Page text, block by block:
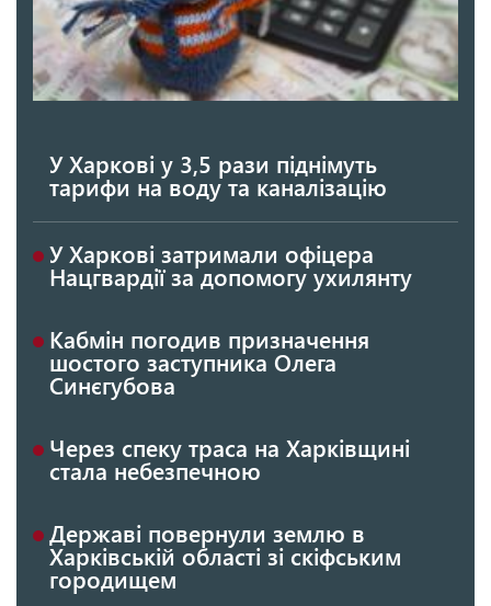
У Харкові у 3,5 рази піднімуть
тарифи на воду та каналізацію
У Харкові затримали офіцера
Нацгвардії за допомогу ухилянту
Кабмін погодив призначення
шостого заступника Олега
Синєгубова
Через спеку траса на Харківщині
стала небезпечною
Державі повернули землю в
Харківській області зі скіфським
городищем